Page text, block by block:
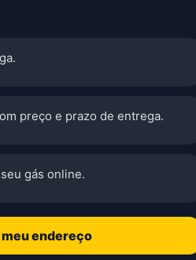
preço e prazo de entrega.
gás online.
endereço